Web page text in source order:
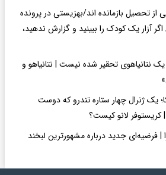
از تحصیل بازمانده اند/بهزیستی در پرونده
آزار یک کودک را ببینید و گزارش ندهید،
نتانیاهوی تحقیر شده نیست | نتانیاهو و
یک ژنرال چهار ستاره تندرو که دوست
لانو کیست؟
| فرضیه‌ای جدید درباره مشهورترین لبخند